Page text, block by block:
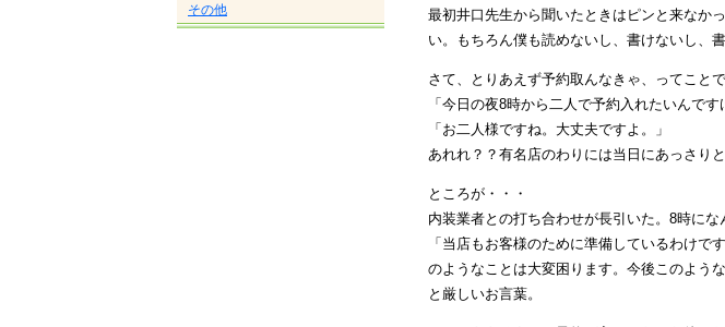
最初井口先生から聞いたときはピンと来なか
い。もちろん僕も読めないし、書けないし、
さて、とりあえず予約取んなきゃ、ってこと
「今日の夜8時から二人で予約入れたいんです
「お二人様ですね。大丈夫ですよ。」
あれれ？？有名店のわりには当日にあっさりと
ところが・・・
内装業者との打ち合わせが長引いた。8時に
「当店もお客様のために準備しているわけ
のようなことは大変困ります。今後このよう
と厳しいお言葉。
その他